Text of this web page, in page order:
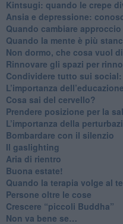
​Kintsugi: quando le crepe
Ansia e depressione:
Quando cambiare
​Quando la mente è più
Non dormo, che cosa vuol
​Rinnovare gli spazi per
​Condividere tutto sui
​L’importanza
​Cosa sai del cervello?
Prendere posizione per la
L’importanza della
​Bombardare con il silenzio
Il gaslighting
Aria di rientro
Buona estate!
​Quando la terapia volge al
​Persone oltre le cose
​Crescere “piccoli Buddha”
Non va bene se…